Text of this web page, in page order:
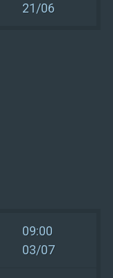
21/06
09:00
03/07